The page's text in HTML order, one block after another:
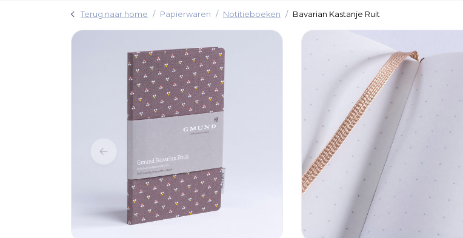
Terug naar home Papierwaren Notitieboeken Bavarian Kastanje Ruit